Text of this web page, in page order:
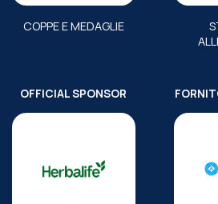
COPPE E MEDAGLIE
OFFICIAL SPONSOR